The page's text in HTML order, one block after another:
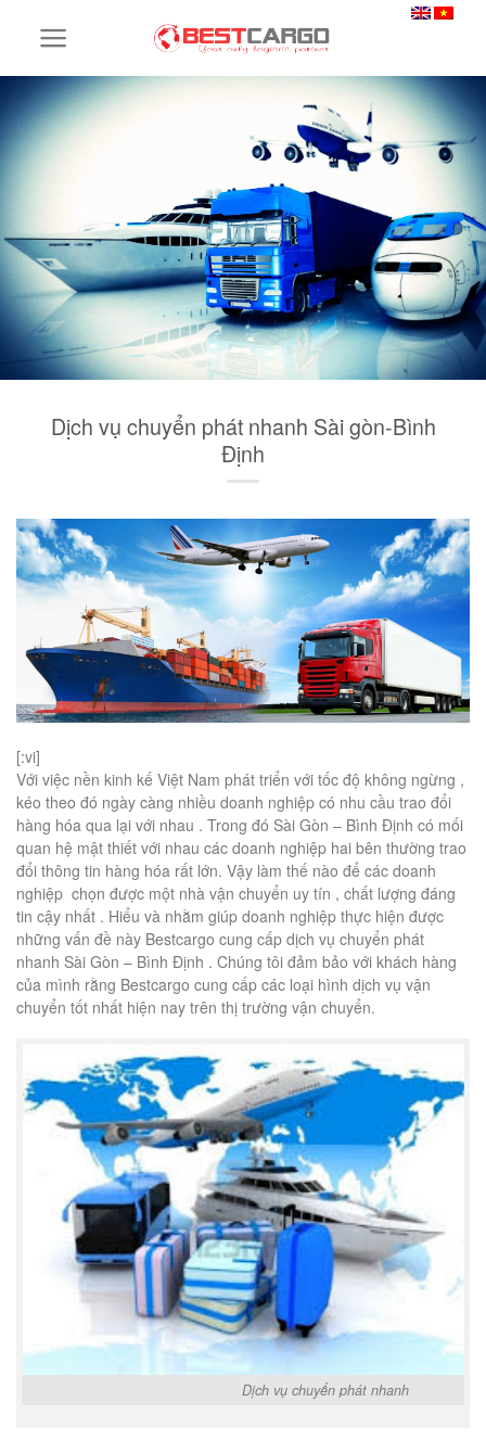
Dịch vụ chuyển phát nhanh Sài gòn-Bình
Định
[:vi]
Với việc nền kinh kế Việt Nam phát triển với tốc độ không ngừng ,
kéo theo đó ngày càng nhiều doanh nghiệp có nhu cầu trao đổi
hàng hóa qua lại với nhau . Trong đó Sài Gòn – Bình Định có mối
quan hệ mật thiết với nhau các doanh nghiệp hai bên thường trao
đổi thông tin hàng hóa rất lớn. Vậy làm thế nào để các doanh
nghiệp chọn được một nhà vận chuyển uy tín , chất lượng đáng
tin cậy nhất . Hiểu và nhằm giúp doanh nghiệp thực hiện được
những vấn đề này Bestcargo cung cấp dịch vụ chuyển phát
nhanh Sài Gòn – Bình Định . Chúng tôi đảm bảo với khách hàng
của mình rằng Bestcargo cung cấp các loại hình dịch vụ vận
chuyển tốt nhất hiện nay trên thị trường vận chuyển.
Dịch vụ chuyển phát nhanh